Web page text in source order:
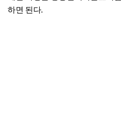
하면 된다.